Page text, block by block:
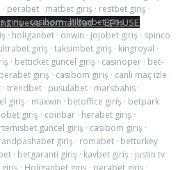
nueva normalidad – EPI-USE
· perabet · matbet giriş · restbet giriş ·
giriş·casibom·hiltonbet giriş·
· holiganbet · onwin · jojobet giriş · spinco
giriş · taksimbet giriş · kingroyal ·
· betticket güncel giriş · casinoper · bet-
perabet giriş · casibom giriş · canlı maç izle ·
· trendbet · pusulabet · marsbahis ·
giriş · maxwin · betoffice giriş · betpark
giriş · coinbar · herabet giriş ·
güncel giriş · casibom giriş ·
giriş · romabet · betturkey
· betgaranti giriş · kavbet giriş · justin tv ·
· Holiganbet giriş · perabet giriş ·